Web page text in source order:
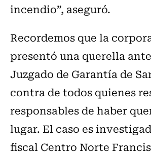
incendio”, aseguró.
Recordemos que la
presentó una querella
Juzgado de Garantía de
contra de todos quienes
responsables de haber
lugar. El caso es
fiscal Centro Norte